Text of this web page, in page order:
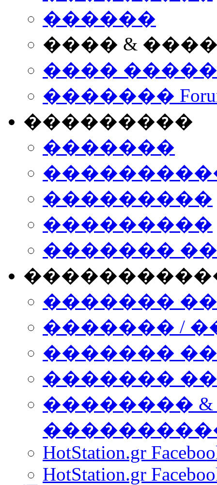
������
���� &
����
�������
���������
�������
���������
���������
�������
�������
������� /
�������
������� ���
��������
HotStation.gr
HotStation.gr